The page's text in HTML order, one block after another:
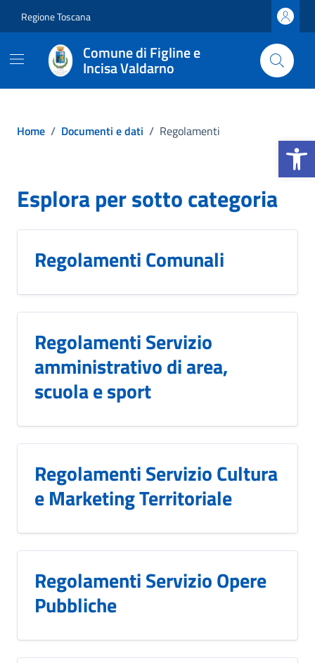
Apri la
Regione Toscana
Comune di Figline e
Incisa Valdarno
Home / Documenti e dati / Regolamenti
Esplora per sotto categoria
Regolamenti Comunali
Regolamenti Servizio
amministrativo di area,
scuola e sport
Regolamenti Servizio Cultura
e Marketing Territoriale
Regolamenti Servizio Opere
Pubbliche